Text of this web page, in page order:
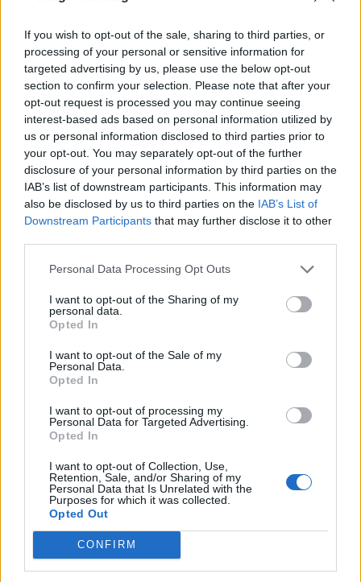
If you wish to opt-out of the sale, sharing to third parties, or
processing of your personal or sensitive information for
targeted advertising by us, please use the below opt-out
section to confirm your selection. Please note that after your
opt-out request is processed you may continue seeing
interest-based ads based on personal information utilized by
us or personal information disclosed to third parties prior to
your opt-out. You may separately opt-out of the further
disclosure of your personal information by third parties on the
IAB’s list of downstream participants. This information may
also be disclosed by us to third parties on the IAB’s List of
Downstream Participants that may further disclose it to other
Personal Data Processing Opt Outs
I want to opt-out of the Sharing of my
personal data.
Opted In
I want to opt-out of the Sale of my
Personal Data.
Opted In
I want to opt-out of processing my
Personal Data for Targeted Advertising.
Opted In
I want to opt-out of Collection, Use,
Retention, Sale, and/or Sharing of my
Personal Data that Is Unrelated with the
Purposes for which it was collected.
Opted Out
CONFIRM
πυρετού στο Βόρειο Αιγαίο
Καθησυχαστικά είναι τα αποτελέσματα των ελέγχων
που πραγματοποιήθηκαν από Διεύθυνση Κτηνιατρικής
της Περιφέρειας Βορείου Αιγαίου για τον αφθώδη
πυρετό στα κοπάδια των νησιών, αφού δεν προέκυψαν
κρούσματα. Σύμφωνα με τα όσα ανακοινώθηκαν από
την Περιφέρεια, το απόγευμα της 1ης Απριλίου,
ολοκληρώθηκε ο εργαστηριακός έλεγχος σε
δεκατέσσερις εκτροφές και όλα τα αποτελέσματα
ήταν αρνητικά, χωρίς να […]
02.04.2026 - 14.23
Κατασκευή απολυμαντικής τάφρου
Σκοπός της η προληπτική θωράκιση έναντι του
αφθώδους πυρετού.
24.03.2026 - 15.49